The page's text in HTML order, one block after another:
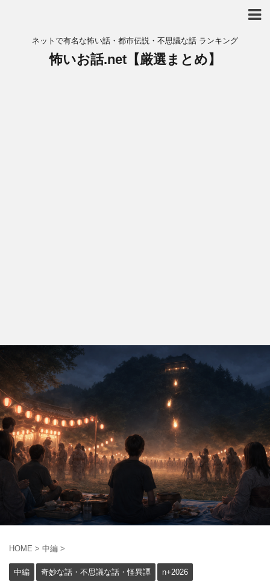
ネットで有名な怖い話・都市伝説・不思議な話 ランキング
怖いお話.net【厳選まとめ】
HOME > 中編 >
中編 奇妙な話・不思議な話・怪異譚 n+2026